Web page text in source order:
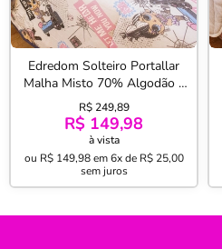
Edredom Solteiro Portallar
Malha Misto 70% Algodão e
30% Poliéster L.O.L Rock N
Roll 150mx220m Azul
R$ 249,89
R$ 149,98
à vista
ou R$ 149,98em6x de R$ 25,00
sem juros